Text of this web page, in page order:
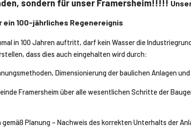
sondern für unser Framersheim!!!!!
100-jährliches Regenereignis
in 100 Jahren auftritt, darf kein Wasser die
dass dies auch eingehalten wird durch:
Dimensionierung der baulichen Anlagen
Framersheim über alle wesentlichen Schritte der
Planung – Nachweis des korrekten Unterhalts der